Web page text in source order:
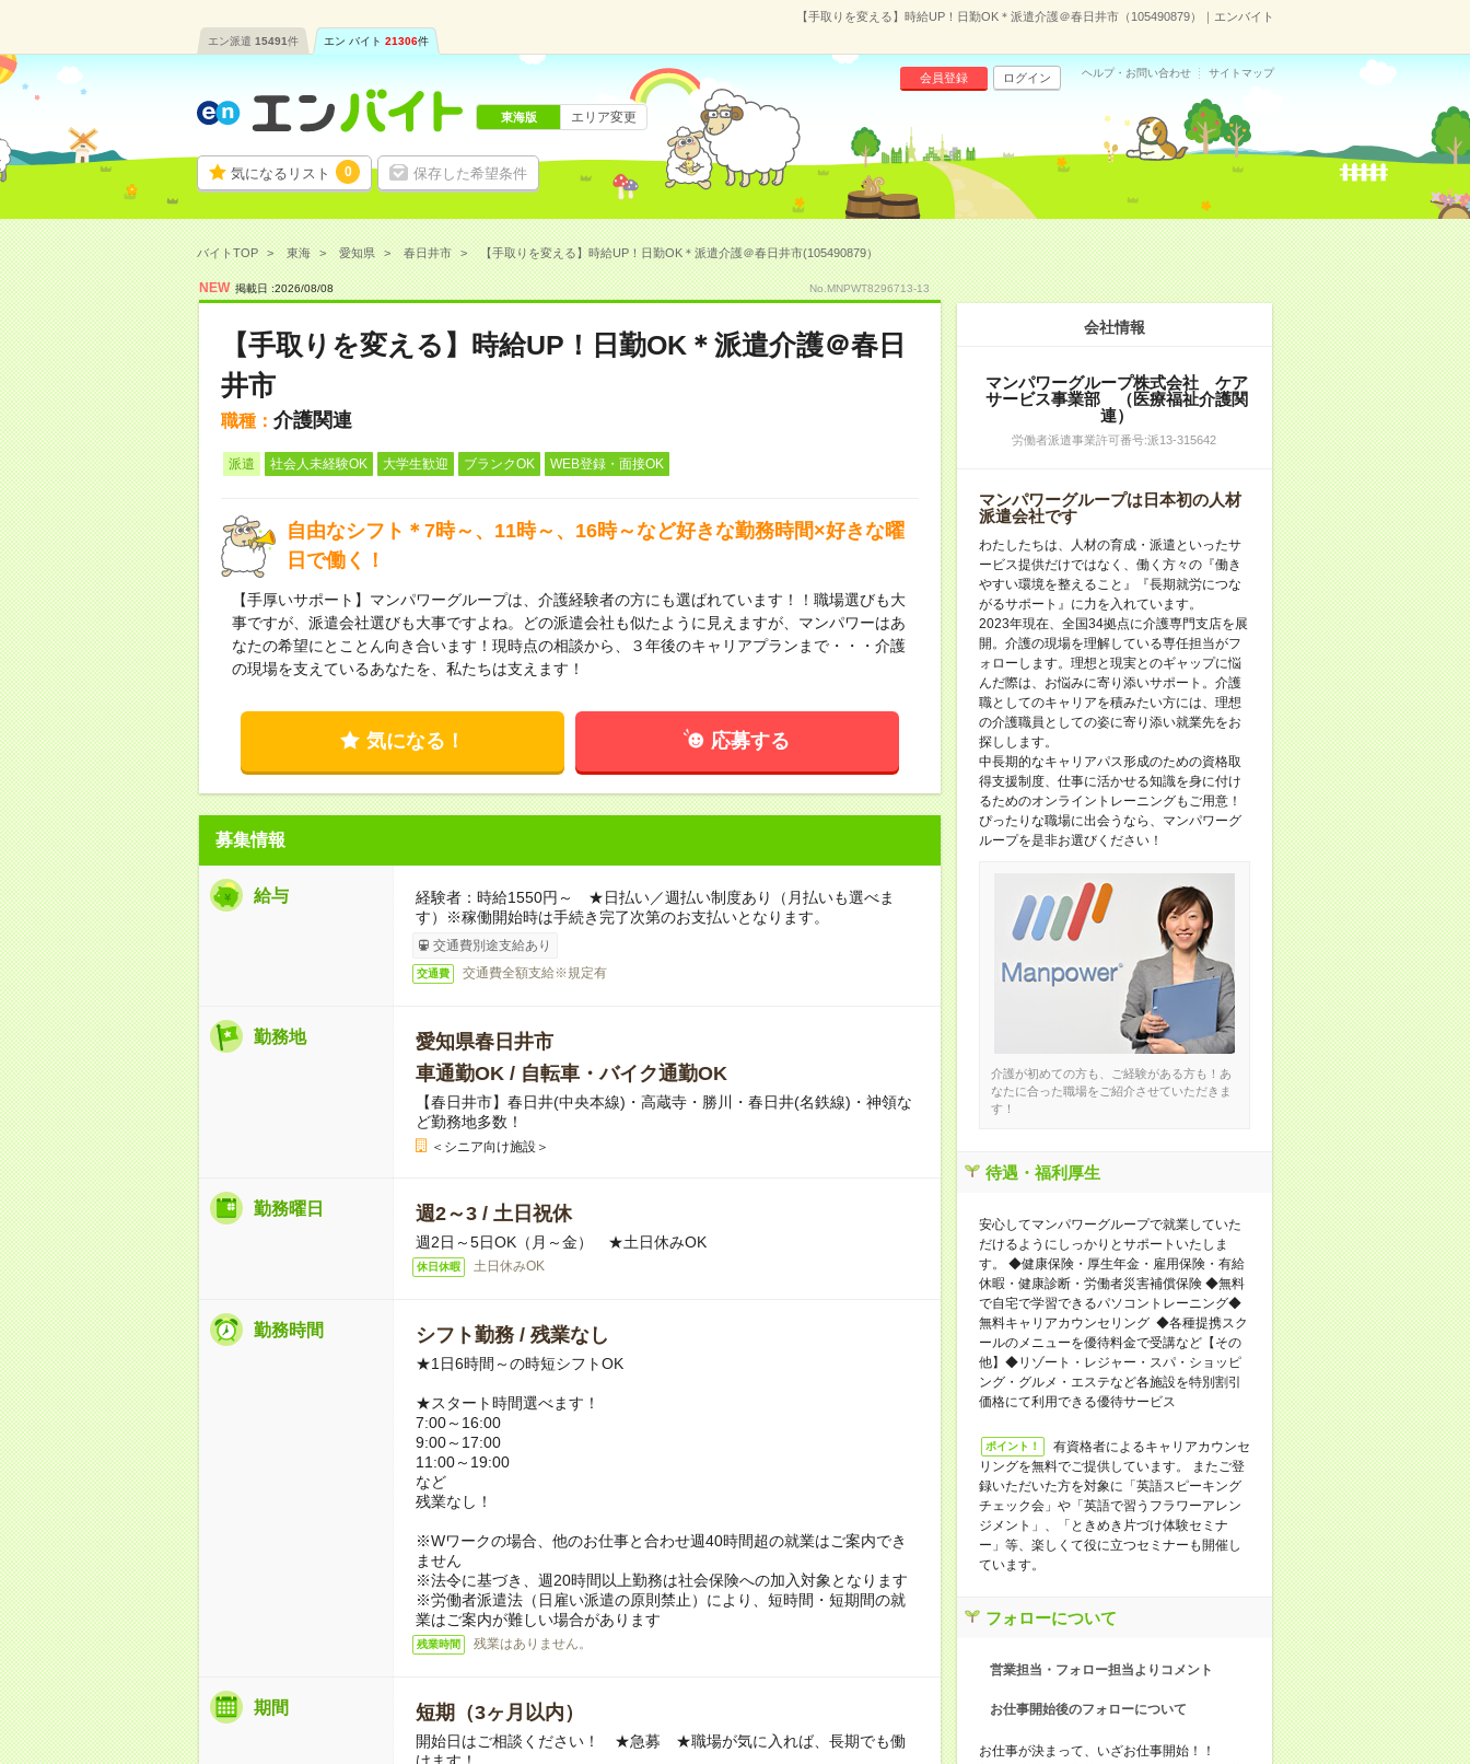
【手取りを変える】時給UP！日勤OK＊派遣介護＠春日井市（105490879）｜エンバイト
エン派遣 15491件 エン バイト 21306件
気になるリスト 0 保存した希望条件
会員登録 ログイン ヘルプ・お問い合わせ サイトマップ
東海版 エリア変更
バイトTOP 東海 愛知県 春日井市 【手取りを変える】時給UP！日勤OK＊派遣介護＠春日井市(105490879）
NEW 掲載日 :2026/08/08 No.MNPWT8296713-13
【手取りを変える】時給UP！日勤OK＊派遣介護＠春日
井市
職種： 介護関連
派遣 社会人未経験OK 大学生歓迎 ブランクOK WEB登録・面接OK
自由なシフト＊7時～、11時～、16時～など好きな勤務時間×好きな曜
日で働く！
【手厚いサポート】マンパワーグループは、介護経験者の方にも選ばれています！！職場選びも大
事ですが、派遣会社選びも大事ですよね。どの派遣会社も似たように見えますが、マンパワーはあ
なたの希望にとことん向き合います！現時点の相談から、３年後のキャリアプランまで・・・介護
の現場を支えているあなたを、私たちは支えます！
気になる！ 応募する
募集情報
給与
経験者：時給1550円～ ★日払い／週払い制度あり（月払いも選べま
す）※稼働開始時は手続き完了次第のお支払いとなります。
交通費別途支給あり
交通費 交通費全額支給※規定有
勤務地
愛知県春日井市
車通勤OK / 自転車・バイク通勤OK
【春日井市】春日井(中央本線)・高蔵寺・勝川・春日井(名鉄線)・神領な
ど勤務地多数！
＜シニア向け施設＞
勤務曜日 週2～3 / 土日祝休
週2日～5日OK（月～金） ★土日休みOK
休日休暇 土日休みOK
勤務時間 シフト勤務 / 残業なし
★1日6時間～の時短シフトOK
★スタート時間選べます！
7:00～16:00
9:00～17:00
11:00～19:00
など
残業なし！
※Wワークの場合、他のお仕事と合わせ週40時間超の就業はご案内でき
ません
※法令に基づき、週20時間以上勤務は社会保険への加入対象となります
※労働者派遣法（日雇い派遣の原則禁止）により、短時間・短期間の就
業はご案内が難しい場合があります
残業時間 残業はありません。
期間 短期（3ヶ月以内）
開始日はご相談ください！ ★急募 ★職場が気に入れば、長期でも働
けます！
会社情報
マンパワーグループ株式会社 ケア
サービス事業部 （医療福祉介護関
連）
労働者派遣事業許可番号:派13-315642
マンパワーグループは日本初の人材
派遣会社です
わたしたちは、人材の育成・派遣といったサ
ービス提供だけではなく、働く方々の『働き
やすい環境を整えること』『長期就労につな
がるサポート』に力を入れています。
2023年現在、全国34拠点に介護専門支店を展
開。介護の現場を理解している専任担当がフ
ォローします。理想と現実とのギャップに悩
んだ際は、お悩みに寄り添いサポート。介護
職としてのキャリアを積みたい方には、理想
の介護職員としての姿に寄り添い就業先をお
探しします。
中長期的なキャリアパス形成のための資格取
得支援制度、仕事に活かせる知識を身に付け
るためのオンライントレーニングもご用意！
ぴったりな職場に出会うなら、マンパワーグ
ループを是非お選びください！
介護が初めての方も、ご経験がある方も！あ
なたに合った職場をご紹介させていただきま
す！
待遇・福利厚生
安心してマンパワーグループで就業していた
だけるようにしっかりとサポートいたしま
す。 ◆健康保険・厚生年金・雇用保険・有給
休暇・健康診断・労働者災害補償保険 ◆無料
で自宅で学習できるパソコントレーニング◆
無料キャリアカウンセリング ◆各種提携スク
ールのメニューを優待料金で受講など【その
他】◆リゾート・レジャー・スパ・ショッピ
ング・グルメ・エステなど各施設を特別割引
価格にて利用できる優待サービス
ポイント！
有資格者によるキャリアカウンセ
リングを無料でご提供しています。 またご登
録いただいた方を対象に「英語スピーキング
チェック会」や「英語で習うフラワーアレン
ジメント」、「ときめき片づけ体験セミナ
ー」等、楽しくて役に立つセミナーも開催し
ています。
フォローについて
営業担当・フォロー担当よりコメント
お仕事開始後のフォローについて
お仕事が決まって、いざお仕事開始！！